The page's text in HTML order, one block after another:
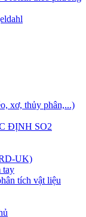
xơ, thủy phân,...)
ĐỊNH SO2
UK)
tay
tích vật liệu